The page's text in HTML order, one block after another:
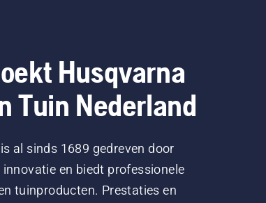
Husqvarna
Tuin Nederland
al sinds 1689 gedreven door
innovatie en biedt professionele
tuinproducten. Prestaties en